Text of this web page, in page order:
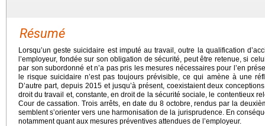
Résumé
Lorsqu’un geste suicidaire est imputé au travail, outre la qualification
l’employeur, fondée sur son obligation de sécurité, peut être retenue, si
par son subordonné et n’a pas pris les mesures nécessaires pour l’en
le risque suicidaire n’est pas toujours prévisible, ce qui amène à une
D’autre part, depuis 2015 et jusqu’à présent, coexistaient deux
droit du travail et, constante, en droit de la sécurité sociale, le contentieux
Cour de cassation. Trois arrêts, en date du 8 octobre, rendus par la
semblent s’orienter vers une harmonisation de la jurisprudence. En
notamment quant aux mesures préventives attendues de l’employeur.